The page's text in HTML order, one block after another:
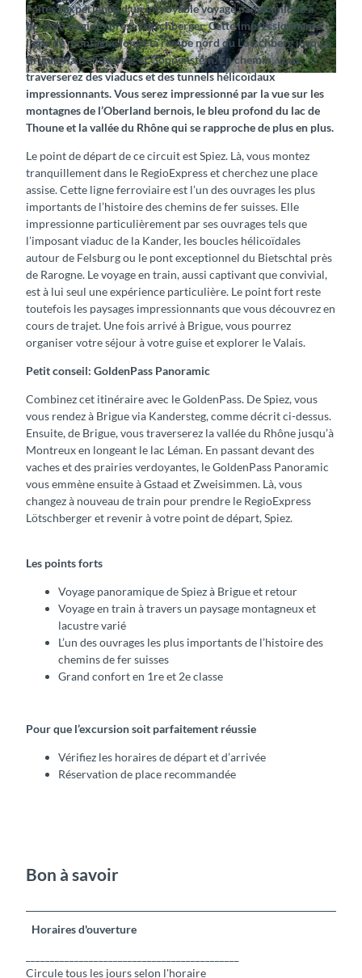
©CC-BY-SA
Faites l’expérience d’un incroyable voyage panoramique à
bord du RegioExpress Lötschberger. Cette impressionnante
ligne de montagne longe la rampe nord du Lötschberg jusqu’à
Brigue via Kandersteg et Goppenstein. En chemin, vous
traverserez des viaducs et des tunnels hélicoïdaux
impressionnants. Vous serez impressionné par la vue sur les
montagnes de l’Oberland bernois, le bleu profond du lac de
Thoune et la vallée du Rhône qui se rapproche de plus en plus.
Le point de départ de ce circuit est Spiez. Là, vous montez
tranquillement dans le RegioExpress et cherchez une place
assise. Cette ligne ferroviaire est l’un des ouvrages les plus
importants de l’histoire des chemins de fer suisses. Elle
impressionne particulièrement par ses ouvrages tels que
l’imposant viaduc de la Kander, les boucles hélicoïdales
autour de Felsburg ou le pont exceptionnel du Bietschtal près
de Rarogne. Le voyage en train, aussi captivant que convivial,
est à lui seul une expérience particulière. Le point fort reste
toutefois les paysages impressionnants que vous découvrez en
cours de trajet. Une fois arrivé à Brigue, vous pourrez
organiser votre séjour à votre guise et explorer le Valais.
Petit conseil: GoldenPass Panoramic
Combinez cet itinéraire avec le GoldenPass. De Spiez, vous
vous rendez à Brigue via Kandersteg, comme décrit ci-dessus.
Ensuite, de Brigue, vous traverserez la vallée du Rhône jusqu’à
Montreux en longeant le lac Léman. En passant devant des
vaches et des prairies verdoyantes, le GoldenPass Panoramic
vous emmène ensuite à Gstaad et Zweisimmen. Là, vous
changez à nouveau de train pour prendre le RegioExpress
Lötschberger et revenir à votre point de départ, Spiez.
Les points forts
Voyage panoramique de Spiez à Brigue et retour
Voyage en train à travers un paysage montagneux et
lacustre varié
L’un des ouvrages les plus importants de l’histoire des
chemins de fer suisses
Grand confort en 1re et 2e classe
Pour que l’excursion soit parfaitement réussie
Vérifiez les horaires de départ et d’arrivée
Réservation de place recommandée
Bon à savoir
Horaires d'ouverture
Circule tous les jours selon l'horaire